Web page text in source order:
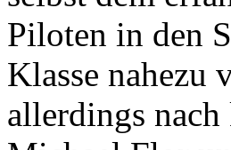
Piloten in den
Klasse nahezu
allerdings